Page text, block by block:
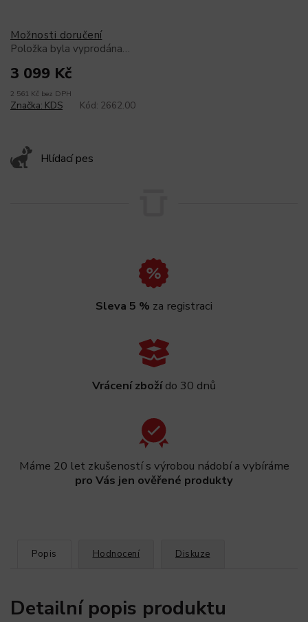
3 099 Kč
2 561 Kč bez DPH
Možnosti doručení
Položka byla vyprodána…
Hlídací pes
Značka: KDS Kód: 2662.00
Sleva 5 % za registraci
Vrácení zbožído 30 dnů
Máme 20 let zkušeností s výrobou nádobí a vybíráme
pro Vás jen ověřené produkty
Popis Hodnocení Diskuze
Detailní popis produktu